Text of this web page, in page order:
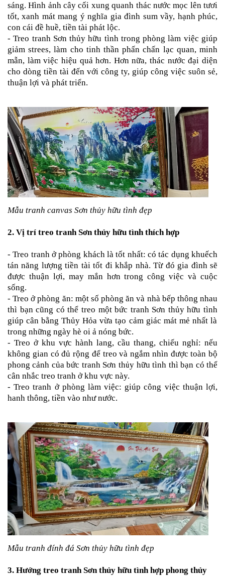
sáng. Hình ảnh cây cối xung quanh thác nước mọc lên tươi
tốt, xanh mát mang ý nghĩa gia đình sum vầy, hạnh phúc,
con cái đề huề, tiền tài phát lộc.
- Treo tranh Sơn thủy hữu tìnhtrong phòng làm việc giúp
giảm strees, làm cho tinh thần phấn chấn lạc quan, minh
mẫn, làm việc hiệu quả hơn. Hơn nữa, thác nước đại diện
cho dòng tiền tài đến với công ty, giúp công việc suôn sẻ,
thuận lợi và phát triển.
Mẫu tranh canvas Sơn thủy hữu tình đẹp
2. Vị trí treo tranh Sơn thủy hữu tìnhthích hợp
- Treo tranh ở phòng khách là tốt nhất: có tác dụng khuếch
tán năng lượng tiền tài tốt đi khắp nhà. Từ đó gia đình sẽ
được thuận lợi, may mắn hơn trong công việc và cuộc
sống.
- Treo ở phòng ăn: một số phòng ăn và nhà bếp thông nhau
thì bạn cũng có thể treo mộtbức tranh Sơn thủy hữu tình
giúp cân bằng Thủy Hỏa vừa tạo cảm giác mát mẻ nhất là
trong những ngày hè oi ả nóng bức.
- Treo ở khu vực hành lang, cầu thang, chiếu nghỉ: nếu
không gian có đủ rộng để treo và ngắm nhìn được toàn bộ
phong cảnh củabức tranh Sơn thủy hữu tình thì bạn có thể
cân nhắc treo tranh ở khu vực này.
- Treo tranh ở phòng làm việc: giúp công việc thuận lợi,
hanh thông, tiền vào như nước.
Mẫu tranh đính đá Sơn thủy hữu tình đẹp
3. Hướng treo tranh Sơn thủy hữu tìnhhợp phong thủy